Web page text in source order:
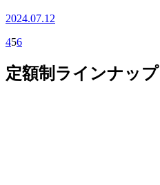
2024.07.12
456
定額制ラインナップ